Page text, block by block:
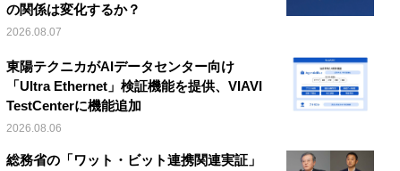
の関係は変化するか？
2026.08.07
東陽テクニカがAIデータセンター向け
「Ultra Ethernet」検証機能を提供、VIAVI
TestCenterに機能追加
2026.08.06
総務省の「ワット・ビット連携関連実証」